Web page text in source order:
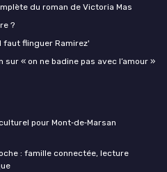
du roman de Victoria Mas
?
faut flinguer Ramirez'
« on ne badine pas avec l’amour »
pour Mont‑de‑Marsan
: famille connectée, lecture